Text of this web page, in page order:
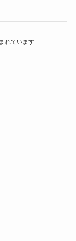
れています